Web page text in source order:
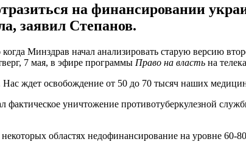
на финансировании
заявил Степанов.
Минздрав начал анализировать старую версию
7 мая, в эфире программы Право на власть на
ждет освобождение от 50 до 70 тысяч наших
уничтожение противотуберкулезной
областях недофинансирование на уровне